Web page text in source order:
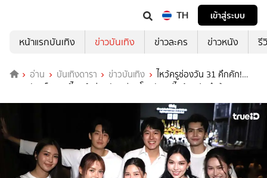
TH
เข้าสู่ระบบ
หน้าแรกบันเทิง
ข่าวบันเทิง ข่าวละคร ข่าวหนัง รี
อ่าน บันเทิงดารา ข่าวบันเทิง
ไหว้ครูช่องวัน 31 คึกคัก!
"เดอะ วัน เอ็นเตอร์ไพรส์" ร่วมกับ "ซีเนริโอ" จัดพิธีไหว้ครูประจำปี 2568